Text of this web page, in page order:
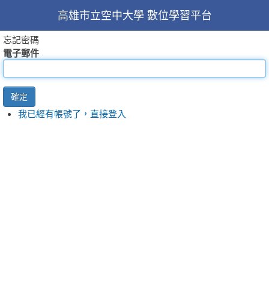
高雄市立空中大學 數位學習平台
忘記密碼
電子郵件
確定
我已經有帳號了，直接登入